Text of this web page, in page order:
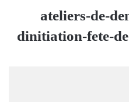
ateliers-de-
dinitiation-fete-